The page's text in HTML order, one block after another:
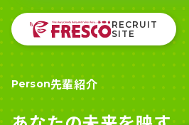
RECRUIT
SITE
Person先輩紹介